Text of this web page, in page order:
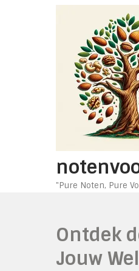
"Pure Noten, Pure
Ontdek
Jouw